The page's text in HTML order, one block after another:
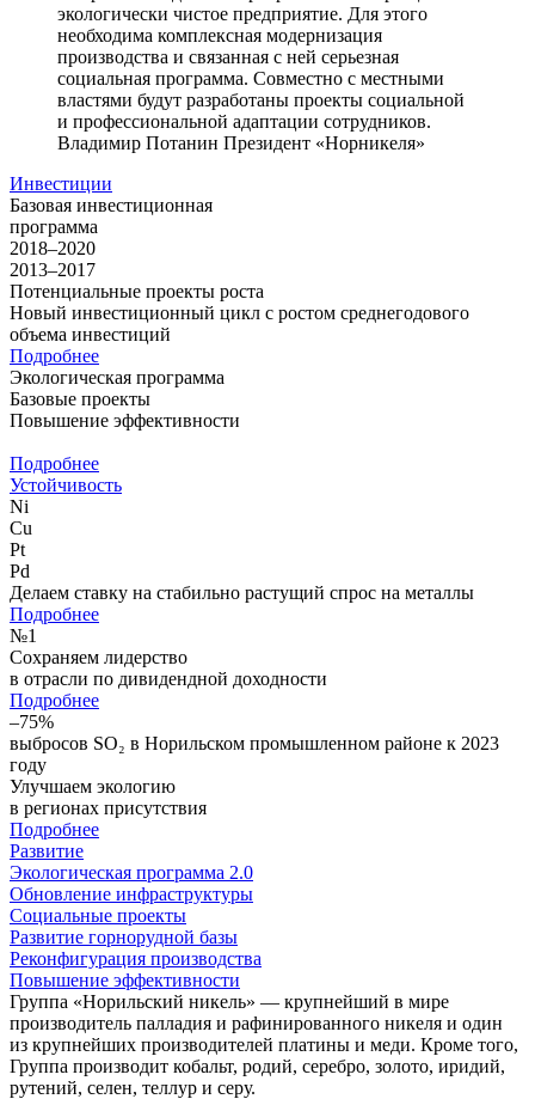
экологически чистое предприятие. Для этого
необходима комплексная модернизация
производства и связанная с ней серьезная
социальная программа. Совместно с местными
властями будут разработаны проекты социальной
и профессиональной адаптации сотрудников.
Владимир Потанин Президент «Норникеля»
Инвестиции
Базовая инвестиционная
программа
2018–2020
2013–2017
Потенциальные проекты роста
Новый инвестиционный цикл с ростом среднегодового
объема инвестиций
Подробнее
Экологическая программа
Базовые проекты
Повышение эффективности
Подробнее
Устойчивость
Ni
Cu
Pt
Pd
Делаем ставку на стабильно растущий спрос на металлы
Подробнее
№1
Сохраняем лидерство
в отрасли по дивидендной доходности
Подробнее
–75%
выбросов SO₂ в Норильском промышленном районе к 2023
году
Улучшаем экологию
в регионах присутствия
Подробнее
Развитие
Экологическая программа 2.0
Обновление инфраструктуры
Социальные проекты
Развитие горнорудной базы
Реконфигурация производства
Повышение эффективности
Группа «Норильский никель» — крупнейший в мире
производитель палладия и рафинированного никеля и один
из крупнейших производителей платины и меди. Кроме того,
Группа производит кобальт, родий, серебро, золото, иридий,
рутений, селен, теллур и серу.